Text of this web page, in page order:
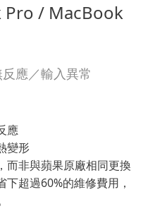
Pro / MacBook
應／輸入異常
應
變形
而非與蘋果原廠相同更換
超過60%的維修費用，